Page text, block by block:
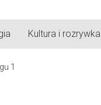
Kultura i rozrywka